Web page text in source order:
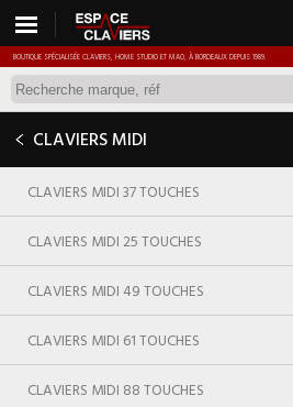
BOUTIQUE SPÉCIALISÉE CLAVIERS, HOME STUDIO ET MAO, À BORDEAUX DEPUIS 1989.
CLAVIERS MIDI
CLAVIERS MIDI 37 TOUCHES
CLAVIERS MIDI 25 TOUCHES
CLAVIERS MIDI 49 TOUCHES
CLAVIERS MIDI 61 TOUCHES
CLAVIERS MIDI 88 TOUCHES